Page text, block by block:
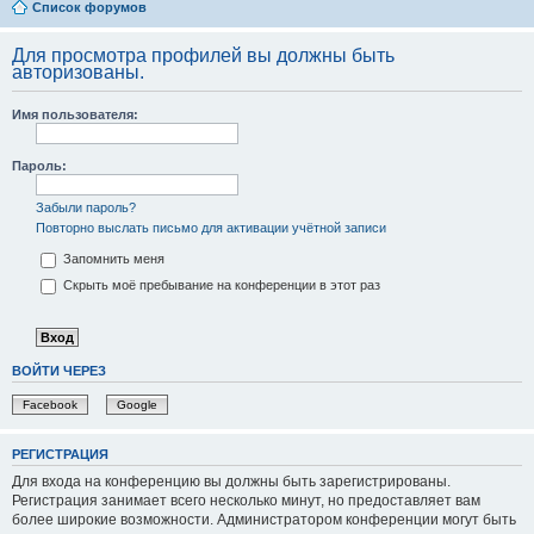
Список форумов
Для просмотра профилей вы должны быть
авторизованы.
Имя пользователя:
Пароль:
Забыли пароль?
Повторно выслать письмо для активации учётной записи
Запомнить меня
Скрыть моё пребывание на конференции в этот раз
ВОЙТИ ЧЕРЕЗ
Facebook Google
РЕГИСТРАЦИЯ
Для входа на конференцию вы должны быть зарегистрированы.
Регистрация занимает всего несколько минут, но предоставляет вам
более широкие возможности. Администратором конференции могут быть